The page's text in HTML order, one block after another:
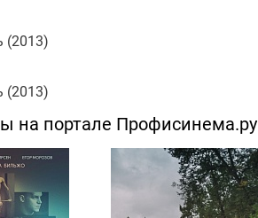
(2013)
(2013)
на портале Профисинема.ру